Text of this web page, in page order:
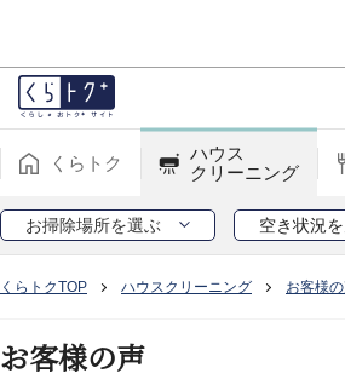
くらトク
ハウス
クリーニング
お掃除場所を選ぶ 空き状況
くらトクTOP ハウスクリーニング お客様
お客様の声